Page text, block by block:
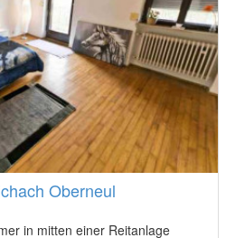
Oberneul
in mitten einer Reitanlage